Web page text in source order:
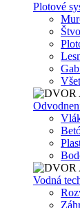
Plotové
Vodná